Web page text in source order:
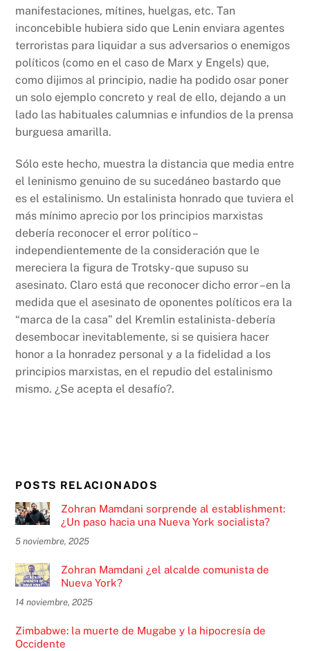
manifestaciones, mítines, huelgas, etc. Tan
inconcebible hubiera sido que Lenin enviara agentes
terroristas para liquidar a sus adversarios o enemigos
políticos (como en el caso de Marx y Engels) que,
como dijimos al principio, nadie ha podido osar poner
un solo ejemplo concreto y real de ello, dejando a un
lado las habituales calumnias e infundios de la prensa
burguesa amarilla.
Sólo este hecho, muestra la distancia que media entre
el leninismo genuino de su sucedáneo bastardo que
es el estalinismo. Un estalinista honrado que tuviera el
más mínimo aprecio por los principios marxistas
debería reconocer el error político –
independientemente de la consideración que le
mereciera la figura de Trotsky- que supuso su
asesinato. Claro está que reconocer dicho error –en la
medida que el asesinato de oponentes políticos era la
“marca de la casa” del Kremlin estalinista- debería
desembocar inevitablemente, si se quisiera hacer
honor a la honradez personal y a la fidelidad a los
principios marxistas, en el repudio del estalinismo
mismo. ¿Se acepta el desafío?.
POSTS RELACIONADOS
Zohran Mamdani sorprende al establishment:
¿Un paso hacia una Nueva York socialista?
5 noviembre, 2025
Zohran Mamdani ¿el alcalde comunista de
Nueva York?
14 noviembre, 2025
Zimbabwe: la muerte de Mugabe y la hipocresía de
Occidente